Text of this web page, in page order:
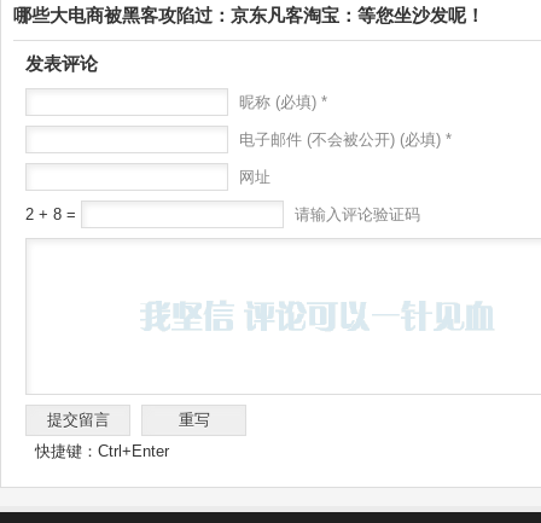
哪些大电商被黑客攻陷过：京东凡客淘宝：等您坐沙发呢！
发表评论
昵称 (必填) *
电子邮件 (不会被公开) (必填) *
网址
2 + 8 = 请输入评论验证码
快捷键：Ctrl+Enter